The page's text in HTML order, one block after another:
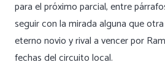
para el próximo parcial, entre
seguir con la mirada alguna que
eterno novio y rival a vencer por
fechas del circuito local.